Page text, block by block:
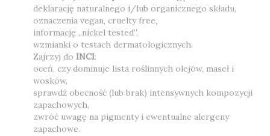
deklarację naturalnego i/lub organicznego składu,
oznaczenia vegan, cruelty free,
informację „nickel tested”,
wzmianki o testach dermatologicznych.
Zajrzyj do INCI:
oceń, czy dominuje lista roślinnych olejów, maseł i
wosków,
sprawdź obecność (lub brak) intensywnych kompozycji
zapachowych,
zwróć uwagę na pigmenty i ewentualne alergeny
zapachowe.